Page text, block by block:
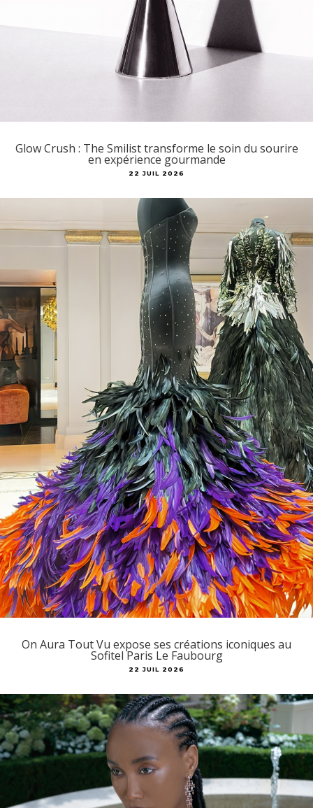
Glow Crush : The Smilist transforme le soin du sourire
en expérience gourmande
22 JUIL 2026
On Aura Tout Vu expose ses créations iconiques au
Sofitel Paris Le Faubourg
22 JUIL 2026